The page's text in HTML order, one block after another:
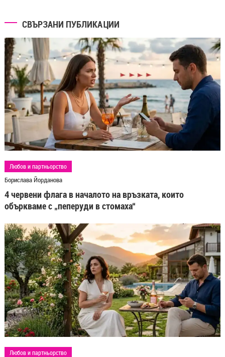
СВЪРЗАНИ ПУБЛИКАЦИИ
Любов и партньорство
Борислава Йорданова
4 червени флага в началото на връзката, които
объркваме с „пеперуди в стомаха“
Любов и партньорство